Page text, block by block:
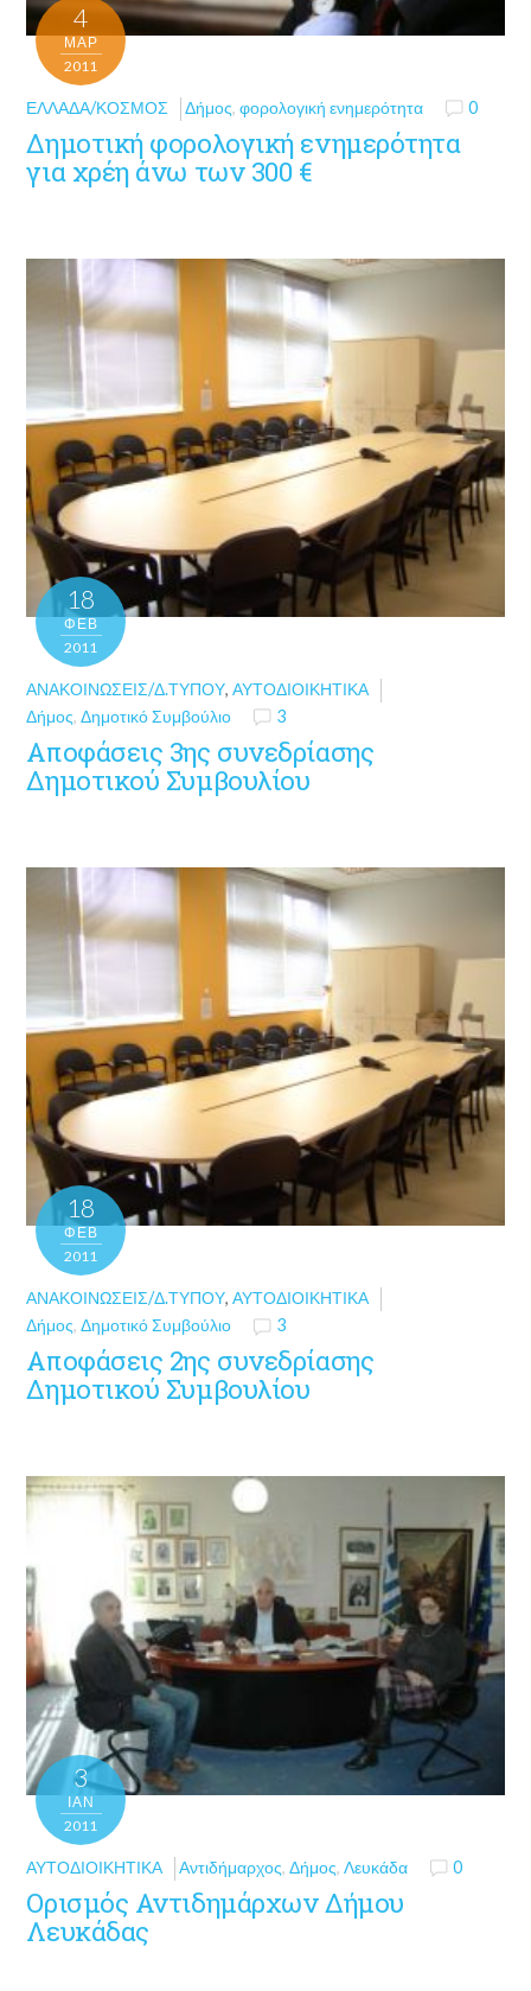
4
ΜΑΡ
2011
ΕΛΛΆΔΑ/ΚΌΣΜΟΣ Δήμος,φορολογική ενημερότητα 0
Δημοτική φορολογική ενημερότητα
για χρέη άνω των 300 €
18
ΦΕΒ
2011
ΑΝΑΚΟΙΝΏΣΕΙΣ/Δ.ΤΎΠΟΥ,ΑΥΤΟΔΙΟΙΚΗΤΙΚΆ
Δήμος,Δημοτικό Συμβούλιο 3
Αποφάσεις 3ης συνεδρίασης
Δημοτικού Συμβουλίου
18
ΦΕΒ
2011
ΑΝΑΚΟΙΝΏΣΕΙΣ/Δ.ΤΎΠΟΥ,ΑΥΤΟΔΙΟΙΚΗΤΙΚΆ
Δήμος,Δημοτικό Συμβούλιο 3
Αποφάσεις 2ης συνεδρίασης
Δημοτικού Συμβουλίου
3
ΙΑΝ
2011
ΑΥΤΟΔΙΟΙΚΗΤΙΚΆ Αντιδήμαρχος,Δήμος,Λευκάδα 0
Ορισμός Αντιδημάρχων Δήμου
Λευκάδας